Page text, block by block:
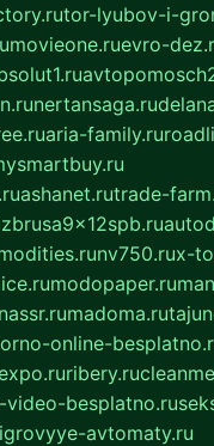
tor-lyubov-i-
movieone.ruevro-
nertansaga.ru
aria-family.ru
ashanet.rutrade-
nv750.rux-
modopaper.ru
madoma.ru
online-
ribery.ru
video-besplatno.ru
avtomaty.ru